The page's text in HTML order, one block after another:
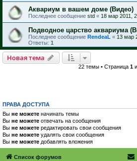
Аквариум в вашем доме (Видео)
Последнее сообщение std « 18 мар 2011,
Подводное царство аквариума
Последнее сообщение RendeaL « 13 мар
Ответы: 1
Новая тема
22 темы • Страница 1
ПРАВА ДОСТУПА
Вы не можете начинать темы
Вы не можете отвечать на сообщения
Вы не можете редактировать свои сообщения
Вы не можете удалять свои сообщения
Вы не можете добавлять вложения
Список форумов